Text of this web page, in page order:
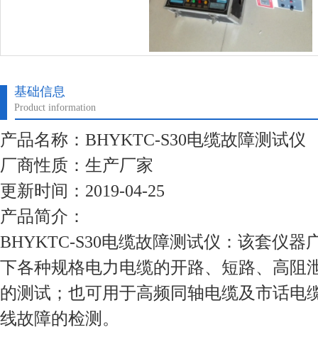
基础信息
Product information
产品名称：BHYKTC-S30电缆故障测试仪
厂商性质：生产厂家
更新时间：2019-04-25
产品简介：
BHYKTC-S30电缆故障测试仪：该套仪器
下各种规格电力电缆的开路、短路、高阻
的测试；也可用于高频同轴电缆及市话电
线故障的检测。